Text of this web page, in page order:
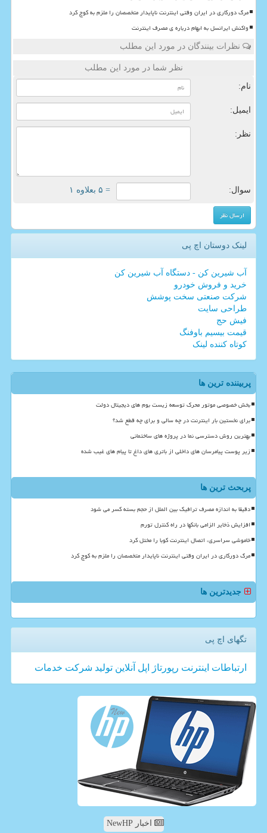
مرگ دورکاری در ایران وقتی اینترنت ناپایدار متخصصان را ملزم به کوچ کرد
واکنش ایرانسل به ابهام درباره ی مصرف اینترنت
نظرات بینندگان در مورد این مطلب
نظر شما در مورد این مطلب
نام:
ایمیل:
نظر:
سوال: = ۵ بعلاوه ۱
لینک دوستان اچ پی
آب شیرین کن - دستگاه آب شیرین کن
خرید و فروش خودرو
شرکت صنعتی سخت پوشش
طراحی سایت
فیش حج
قیمت بیسیم باوفنگ
کوتاه کننده لینک
پربیننده ترین ها
بخش خصوصی موتور محرک توسعه زیست بوم های دیجیتال دولت
برای نخستین بار اینترنت در چه سالی و برای چه قطع شد؟
بهترین روش دسترسی نما در پروژه های ساختمانی
زیر پوست پیامرسان های داخلی از باتری های داغ تا پیام های غیب شده
پربحث ترین ها
دقیقا به اندازه مصرف ترافیک بین الملل از حجم بسته کسر می شود
افزایش ذخایر الزامی بانکها در راه کنترل تورم
خاموشی سراسری، اتصال اینترنت کوبا را مختل کرد
مرگ دورکاری در ایران وقتی اینترنت ناپایدار متخصصان را ملزم به کوچ کرد
جدیدترین ها
تگهای اچ پی
ارتباطات اینترنت رپورتاژ اپل آنلاین تولید شركت خدمات
اخبار NewHP